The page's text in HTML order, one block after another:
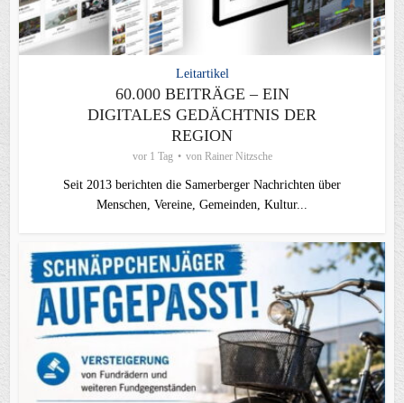
Leitartikel
60.000 BEITRÄGE – EIN
DIGITALES GEDÄCHTNIS DER
REGION
vor 1 Tag von Rainer Nitzsche
Seit 2013 berichten die Samerberger Nachrichten über
Menschen, Vereine, Gemeinden, Kultur...